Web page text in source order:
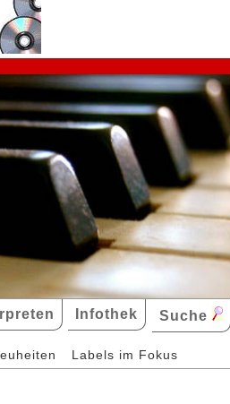
Infothek Suche
Labels im Fokus